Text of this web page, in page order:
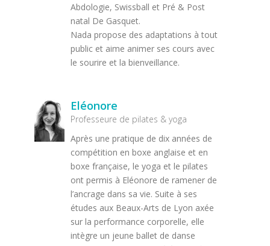
Abdologie, Swissball et Pré & Post
natal De Gasquet.
Nada propose des adaptations à tout
public et aime animer ses cours avec
le sourire et la bienveillance.
Eléonore
Professeure de pilates & yoga
Après une pratique de dix années de
compétition en boxe anglaise et en
boxe française, le yoga et le pilates
ont permis à Eléonore de ramener de
l’ancrage dans sa vie. Suite à ses
études aux Beaux-Arts de Lyon axée
sur la performance corporelle, elle
intègre un jeune ballet de danse